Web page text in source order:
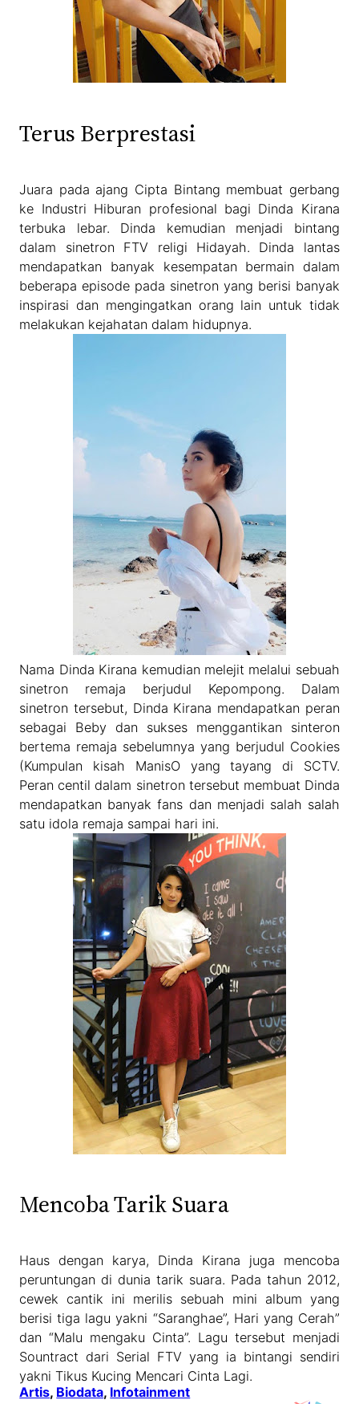
Terus Berprestasi
Juara pada ajang Cipta Bintang membuat gerbang
ke Industri Hiburan profesional bagi Dinda Kirana
terbuka lebar. Dinda kemudian menjadi bintang
dalam sinetron FTV religi Hidayah. Dinda lantas
mendapatkan banyak kesempatan bermain dalam
beberapa episode pada sinetron yang berisi banyak
inspirasi dan mengingatkan orang lain untuk tidak
melakukan kejahatan dalam hidupnya.
Nama Dinda Kirana kemudian melejit melalui sebuah
sinetron remaja berjudul Kepompong. Dalam
sinetron tersebut, Dinda Kirana mendapatkan peran
sebagai Beby dan sukses menggantikan sinteron
bertema remaja sebelumnya yang berjudul Cookies
(Kumpulan kisah ManisO yang tayang di SCTV.
Peran centil dalam sinetron tersebut membuat Dinda
mendapatkan banyak fans dan menjadi salah salah
satu idola remaja sampai hari ini.
Mencoba Tarik Suara
Haus dengan karya, Dinda Kirana juga mencoba
peruntungan di dunia tarik suara. Pada tahun 2012,
cewek cantik ini merilis sebuah mini album yang
berisi tiga lagu yakni “Saranghae”, Hari yang Cerah”
dan “Malu mengaku Cinta”. Lagu tersebut menjadi
Sountract dari Serial FTV yang ia bintangi sendiri
yakni Tikus Kucing Mencari Cinta Lagi.
Artis, Biodata, Infotainment